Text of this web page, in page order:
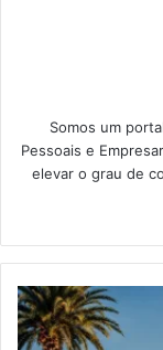
Somos um
Pessoais e
elevar o grau de